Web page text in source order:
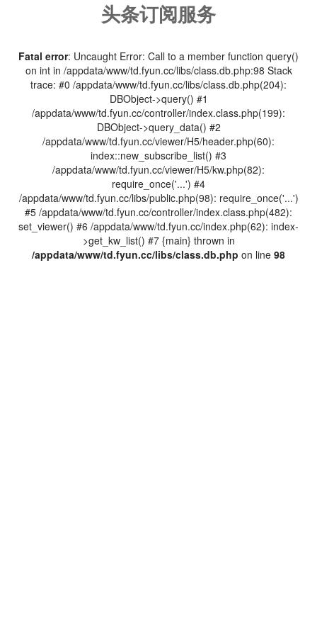
头条订阅服务
Fatal error: Uncaught Error: Call to a member function query()
on int in /appdata/www/td.fyun.cc/libs/class.db.php:98 Stack
trace: #0 /appdata/www/td.fyun.cc/libs/class.db.php(204):
DBObject->query() #1
/appdata/www/td.fyun.cc/controller/index.class.php(199):
DBObject->query_data() #2
/appdata/www/td.fyun.cc/viewer/H5/header.php(60):
index::new_subscribe_list() #3
/appdata/www/td.fyun.cc/viewer/H5/kw.php(82):
require_once('...') #4
/appdata/www/td.fyun.cc/libs/public.php(98): require_once('...')
#5 /appdata/www/td.fyun.cc/controller/index.class.php(482):
set_viewer() #6 /appdata/www/td.fyun.cc/index.php(62): index-
>get_kw_list() #7 {main} thrown in
/appdata/www/td.fyun.cc/libs/class.db.php on line 98